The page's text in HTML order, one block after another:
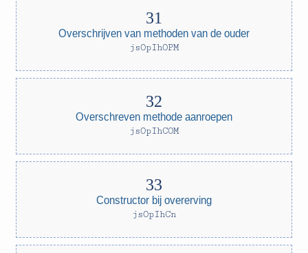
Overschrijven van methoden van de ouder
jsOpIhOPM
Overschreven methode aanroepen
jsOpIhCOM
Constructor bij overerving
jsOpIhCn